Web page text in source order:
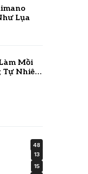
Lụa
Mồi
Tự Nhiên
48
13
15